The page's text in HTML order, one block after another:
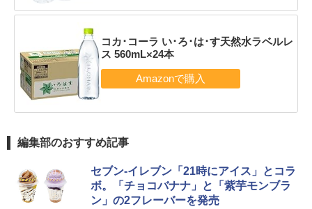
コカ･コーラ い･ろ･は･す天然水ラベルレ
ス 560mL×24本
編集部のおすすめ記事
セブン-イレブン「21時にアイス」とコラ
ボ。「チョコバナナ」と「紫芋モンブラ
ン」の2フレーバーを発売